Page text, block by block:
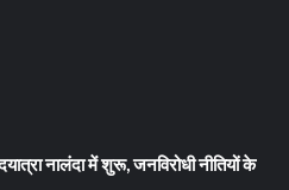
नालंदा में शुरू, जनविरोधी नीतियों के